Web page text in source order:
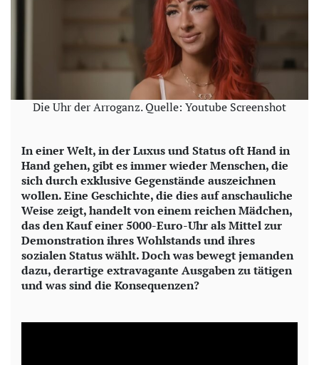
Die Uhr der Arroganz. Quelle: Youtube Screenshot
In einer Welt, in der Luxus und Status oft Hand in
Hand gehen, gibt es immer wieder Menschen, die
sich durch exklusive Gegenstände auszeichnen
wollen. Eine Geschichte, die dies auf anschauliche
Weise zeigt, handelt von einem reichen Mädchen,
das den Kauf einer 5000-Euro-Uhr als Mittel zur
Demonstration ihres Wohlstands und ihres
sozialen Status wählt. Doch was bewegt jemanden
dazu, derartige extravagante Ausgaben zu tätigen
und was sind die Konsequenzen?